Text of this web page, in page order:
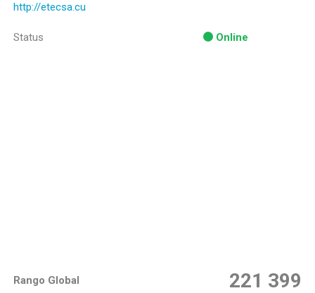
http://etecsa.cu
Status Online
Rango Global 221 399